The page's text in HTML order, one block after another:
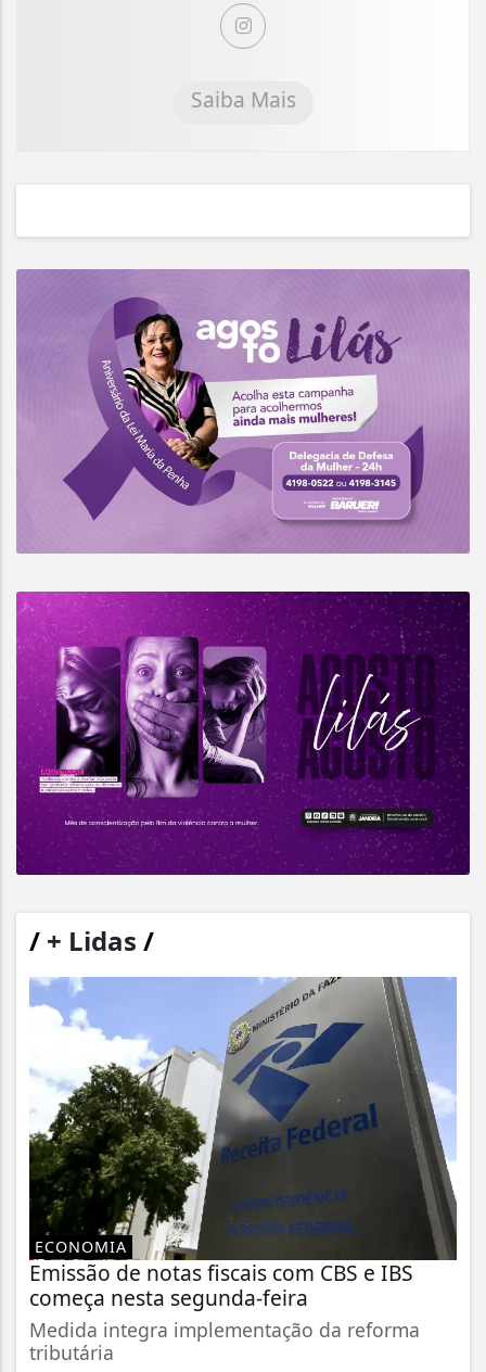
Saiba Mais
/ + Lidas /
ECONOMIA
Emissão de notas fiscais com CBS e IBS
começa nesta segunda-feira
Medida integra implementação da reforma
tributária